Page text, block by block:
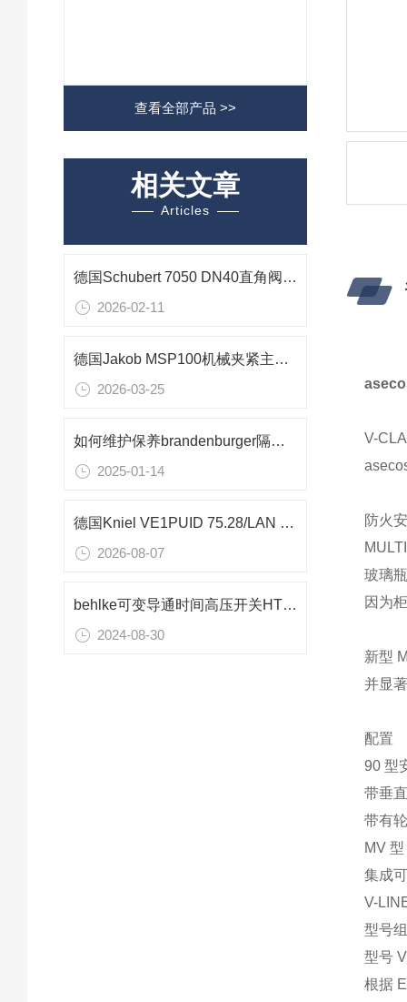
查看全部产品 >>
相关文章
Articles
德国Schubert 7050 DN40直角阀气动通断与介质流速控制技术解析
2026-02-11
德国Jakob MSP100机械夹紧主轴：100 kN额定夹紧力赋能重型车床装配
2026-03-25
如何维护保养brandenburger隔热板
2025-01-14
德国Kniel VE1PUID 75.28/LAN 1500W可编程电源在汽车电子测试中的应用
2026-08-07
behlke可变导通时间高压开关HTS 651-03-LC
2024-08-30
V-
防火
玻璃
因为
新型
并显
配置
90 型
带垂
带有
MV
集成
V-
型号
型号
根据